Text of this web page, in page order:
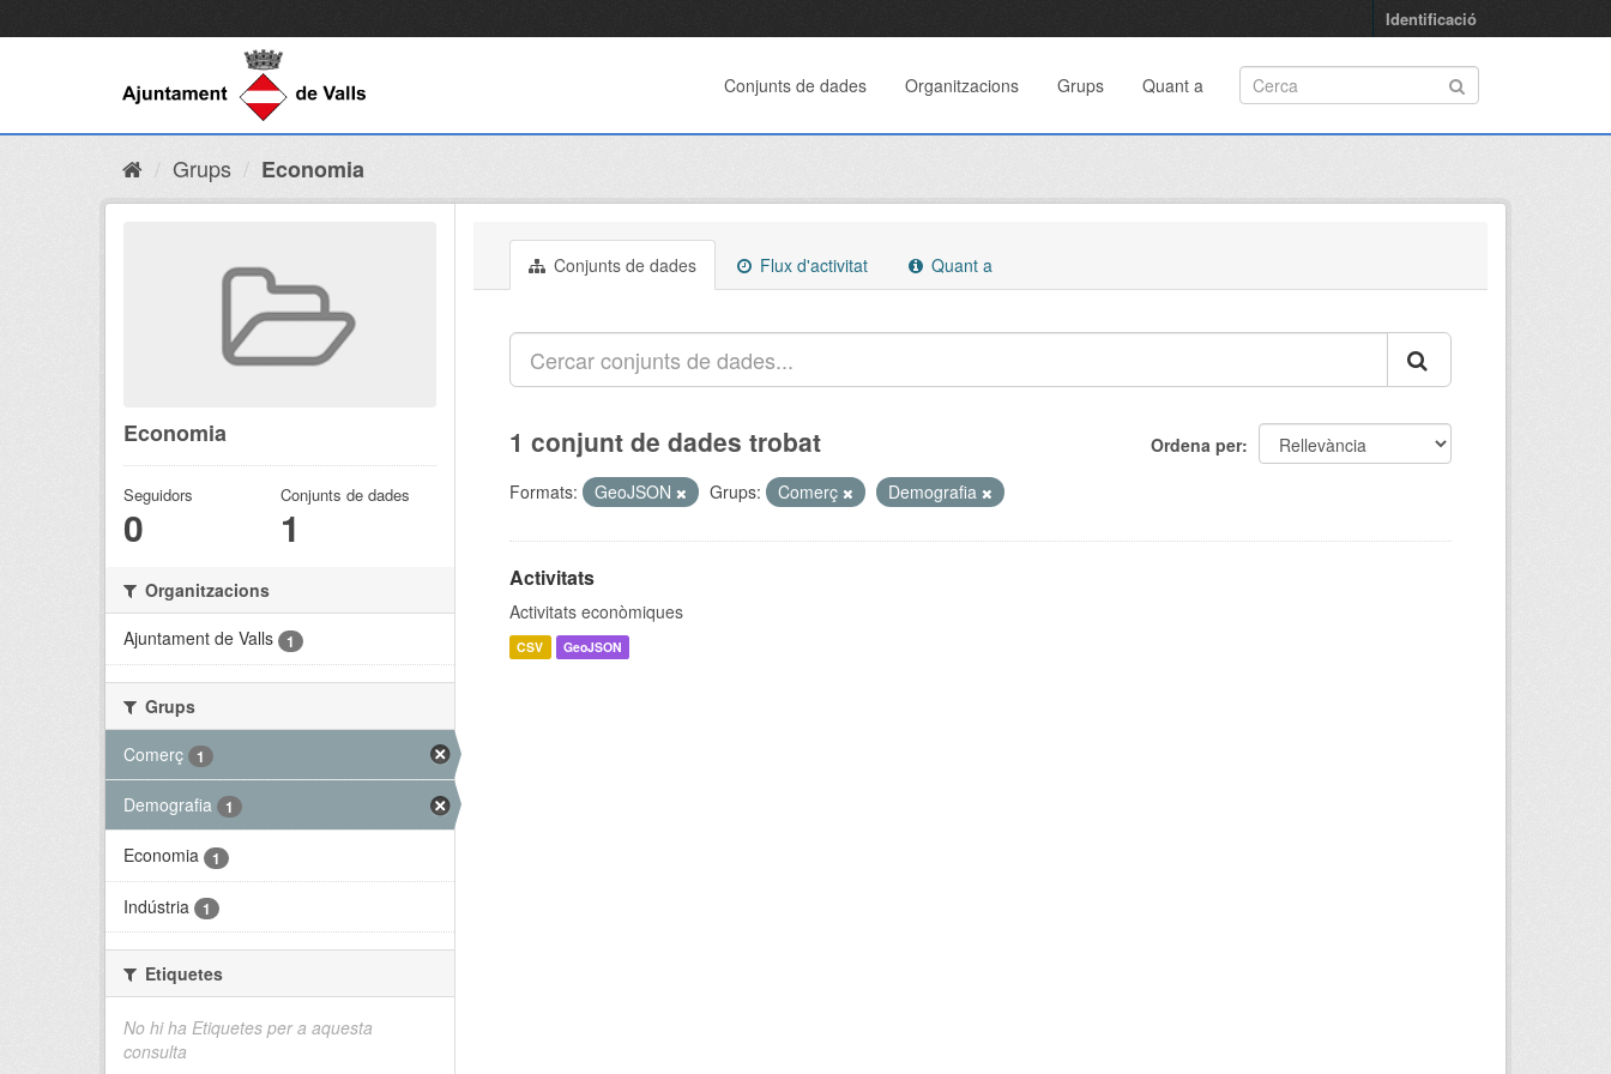
Identificació
Conjunts de dades Organitzacions Grups Quant a
Grups Economia
Economia
Seguidors
0
Conjunts de dades
1
Organitzacions
Ajuntament de Valls
1
Grups
Comerç
1
Demografia 1
Economia 1
Indústria 1
Etiquetes
No hi ha Etiquetes per a aquesta
consulta
Conjunts de dades Flux d'activitat Quant a
Ordena per
1 conjunt de dades trobat
Formats: GeoJSON Grups: Comerç Demografia
Activitats
Activitats econòmiques
CSV GeoJSON